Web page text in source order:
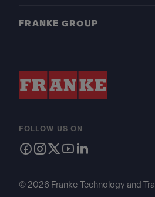
FRANKE GROUP
FOLLOW US ON
© 2026 Franke Technology and